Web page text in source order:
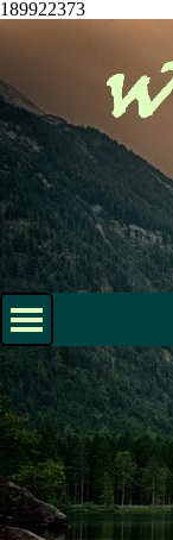
189922373
Direkt zum Seiteninhalt